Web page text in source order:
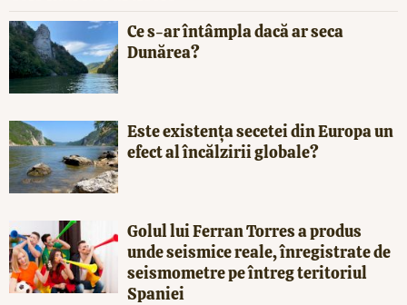
Ce s-ar întâmpla dacă ar seca
Dunărea?
Este existența secetei din Europa un
efect al încălzirii globale?
Golul lui Ferran Torres a produs
unde seismice reale, înregistrate de
seismometre pe întreg teritoriul
Spaniei